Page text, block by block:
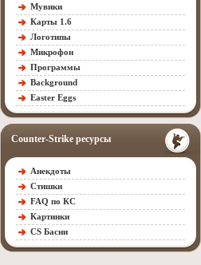
Мувики
Карты 1.6
Логотипы
Микрофон
Программы
Background
Easter Eggs
Counter-Strike ресурсы
Анекдоты
Стишки
FAQ по КС
Картинки
CS Басни